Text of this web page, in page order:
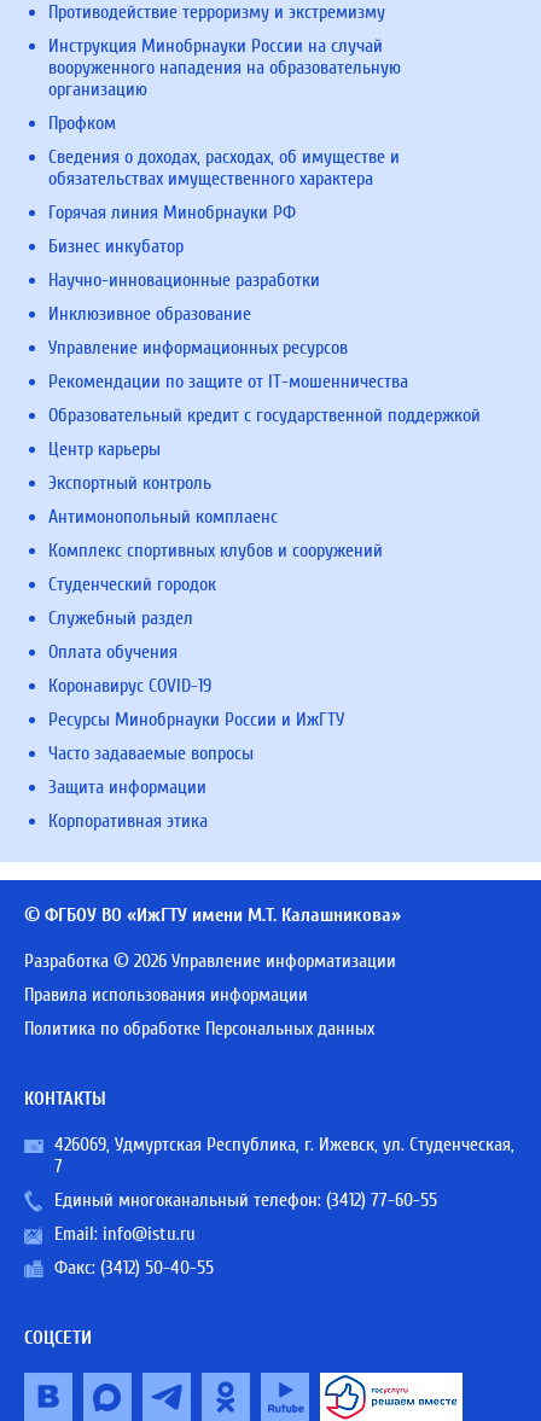
Противодействие терроризму и экстремизму
Инструкция Минобрнауки России на случай
вооруженного нападения на образовательную
организацию
Профком
Сведения о доходах, расходах, об имуществе и
обязательствах имущественного характера
Горячая линия Минобрнауки РФ
Бизнес инкубатор
Научно-инновационные разработки
Инклюзивное образование
Управление информационных ресурсов
Рекомендации по защите от IT-мошенничества
Образовательный кредит с государственной поддержкой
Центр карьеры
Экспортный контроль
Антимонопольный комплаенс
Комплекс спортивных клубов и сооружений
Студенческий городок
Служебный раздел
Оплата обучения
Коронавирус COVID-19
Ресурсы Минобрнауки России и ИжГТУ
Часто задаваемые вопросы
Защита информации
Корпоративная этика
© ФГБОУ ВО «ИжГТУ имени М.Т. Калашникова»
Разработка © 2026 Управление информатизации
Правила использования информации
Политика по обработке Персональных данных
КОНТАКТЫ
426069, Удмуртская Республика, г. Ижевск, ул. Студенческая,
7
Единый многоканальный телефон: (3412) 77-60-55
Email: info@istu.ru
Факс: (3412) 50-40-55
СОЦСЕТИ